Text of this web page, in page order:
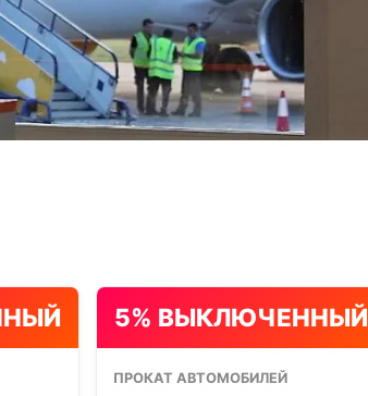
5% ВЫКЛЮЧЕННЫЙ
ПРОКАТ АВТОМОБИЛЕЙ